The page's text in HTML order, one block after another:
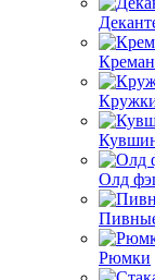
Олд
Рюмки